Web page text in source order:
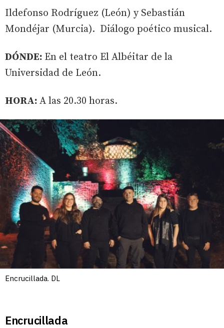
Ildefonso Rodríguez (León) y Sebastián
Mondéjar (Murcia). Diálogo poético musical.
DÓNDE: En el teatro El Albéitar de la
Universidad de León.
HORA: A las 20.30 horas.
Encrucillada. DL
Encrucillada